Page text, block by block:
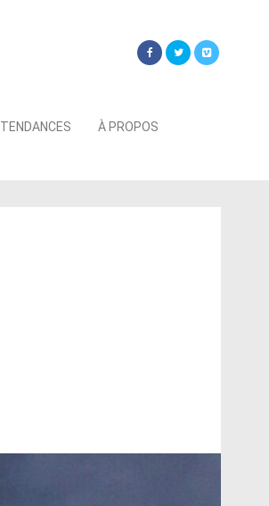
TENDANCES À PROPOS